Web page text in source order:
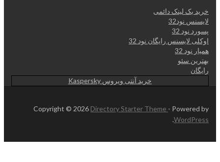
خرید بک لینک دائمی
لایسنس نود32
پسورد نود 32
اوکلی لایسنس رایگان نود 32
همیار نود 32
بهترین سئو
رایگان
خرید آنتی ویروس Kaspersky
Copyright © 2026 Directory Starter Theme - Powered by
WordPress
.